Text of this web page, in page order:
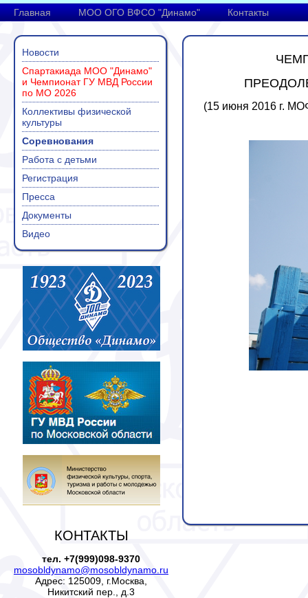
Главная МОО ОГО ВФСО "Динамо" Контакты
Новости
Спартакиада МОО "Динамо"
и Чемпионат ГУ МВД России
по МО 2026
Коллективы физической
культуры
Соревнования
Работа с детьми
Регистрация
Пресса
Документы
Видео
КОНТАКТЫ
тел. +7(999)098-9370
mosobldynamo@mosobldynamo.ru
Адрес: 125009, г.Москва,
Никитский пер., д.3
(15 июня 2016 г.